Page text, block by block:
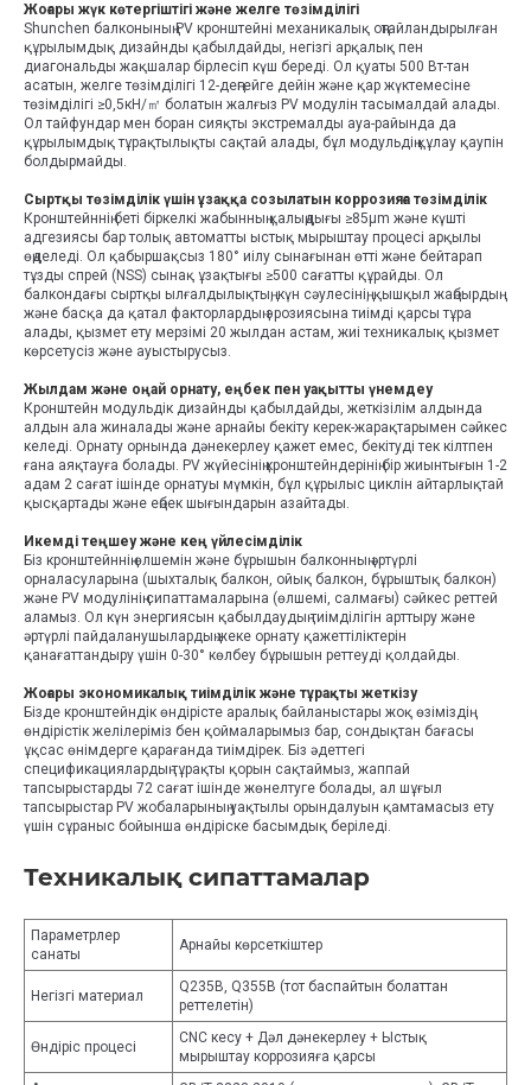
Жоғары жүк көтергіштігі және желге төзімділігі
Shunchen балконының PV кронштейні механикалық оңтайландырылған
құрылымдық дизайнды қабылдайды, негізгі арқалық пен
диагональды жақшалар бірлесіп күш береді. Ол қуаты 500 Вт-тан
асатын, желге төзімділігі 12-деңгейге дейін және қар жүктемесіне
төзімділігі ≥0,5кН/㎡ болатын жалғыз PV модулін тасымалдай алады.
Ол тайфундар мен боран сияқты экстремалды ауа-райында да
құрылымдық тұрақтылықты сақтай алады, бұл модульдің құлау қаупін
болдырмайды.
Сыртқы төзімділік үшін ұзаққа созылатын коррозияға төзімділік
Кронштейннің беті біркелкі жабынның қалыңдығы ≥85μm және күшті
адгезиясы бар толық автоматты ыстық мырыштау процесі арқылы
өңделеді. Ол қабыршақсыз 180° иілу сынағынан өтті және бейтарап
тұзды спрей (NSS) сынақ ұзақтығы ≥500 сағатты құрайды. Ол
балкондағы сыртқы ылғалдылықтың, күн сәулесінің, қышқыл жаңбырдың
және басқа да қатал факторлардың эрозиясына тиімді қарсы тұра
алады, қызмет ету мерзімі 20 жылдан астам, жиі техникалық қызмет
көрсетусіз және ауыстырусыз.
Жылдам және оңай орнату, еңбек пен уақытты үнемдеу
Кронштейн модульдік дизайнды қабылдайды, жеткізілім алдында
алдын ала жиналады және арнайы бекіту керек-жарақтарымен сәйкес
келеді. Орнату орнында дәнекерлеу қажет емес, бекітуді тек кілтпен
ғана аяқтауға болады. PV жүйесінің кронштейндерінің бір жиынтығын 1-2
адам 2 сағат ішінде орнатуы мүмкін, бұл құрылыс циклін айтарлықтай
қысқартады және еңбек шығындарын азайтады.
Икемді теңшеу және кең үйлесімділік
Біз кронштейннің өлшемін және бұрышын балконның әртүрлі
орналасуларына (шыхталық балкон, ойық балкон, бұрыштық балкон)
және PV модулінің сипаттамаларына (өлшемі, салмағы) сәйкес реттей
аламыз. Ол күн энергиясын қабылдаудың тиімділігін арттыру және
әртүрлі пайдаланушылардың жеке орнату қажеттіліктерін
қанағаттандыру үшін 0-30° көлбеу бұрышын реттеуді қолдайды.
Жоғары экономикалық тиімділік және тұрақты жеткізу
Бізде кронштейндік өндірісте аралық байланыстары жоқ өзіміздің
өндірістік желілеріміз бен қоймаларымыз бар, сондықтан бағасы
ұқсас өнімдерге қарағанда тиімдірек. Біз әдеттегі
спецификациялардың тұрақты қорын сақтаймыз, жаппай
тапсырыстарды 72 сағат ішінде жөнелтуге болады, ал шұғыл
тапсырыстар PV жобаларының уақтылы орындалуын қамтамасыз ету
үшін сұраныс бойынша өндіріске басымдық беріледі.
Техникалық сипаттамалар
Параметрлер
санаты
Арнайы көрсеткіштер
Негізгі материал
Q235B, Q355B (тот баспайтын болаттан
реттелетін)
Өндіріс процесі
CNC кесу + Дәл дәнекерлеу + Ыстық
мырыштау коррозияға қарсы